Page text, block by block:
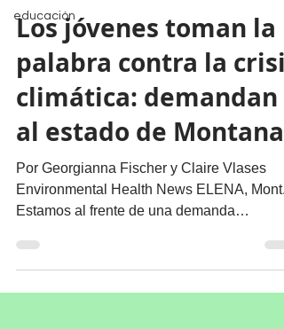
educación
Los jóvenes toman la
palabra contra la crisis
climática: demandan
al estado de Montana
Por Georgianna Fischer y Claire Vlases
Environmental Health News ELENA, Mont.
Estamos al frente de una demanda